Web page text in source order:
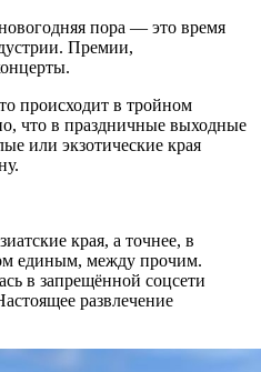
пора — это время
Премии,
происходит в тройном
что в праздничные выходные
или экзотические края
края, а точнее, в
единым, между прочим.
в запрещённой соцсети
развлечение